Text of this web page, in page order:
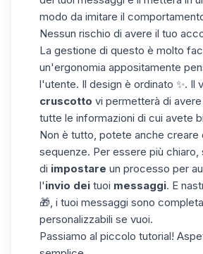
modo da imitare il
Nessun rischio di avere il tuo
La gestione di questo è molto
un'ergonomia appositamente
l'utente. Il design è ordinato ✨. Il
cruscotto vi permetterà di
tutte le informazioni di cui avete
Non è tutto, potete anche creare
sequenze. Per essere più chiaro,
di impostare un processo per
l'invio dei tuoi messaggi. E
🎁, i tuoi messaggi sono
personalizzabili se vuoi.
Passiamo al piccolo tutorial!